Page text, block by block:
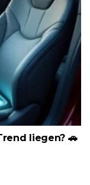
liegen? 🚗